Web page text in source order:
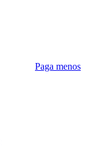
Paga menos